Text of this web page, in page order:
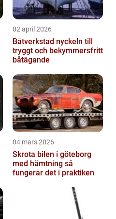
02 april 2026
Båtverkstad nyckeln till
tryggt och bekymmersfritt
båtägande
04 mars 2026
Skrota bilen i göteborg
med hämtning så
fungerar det i praktiken